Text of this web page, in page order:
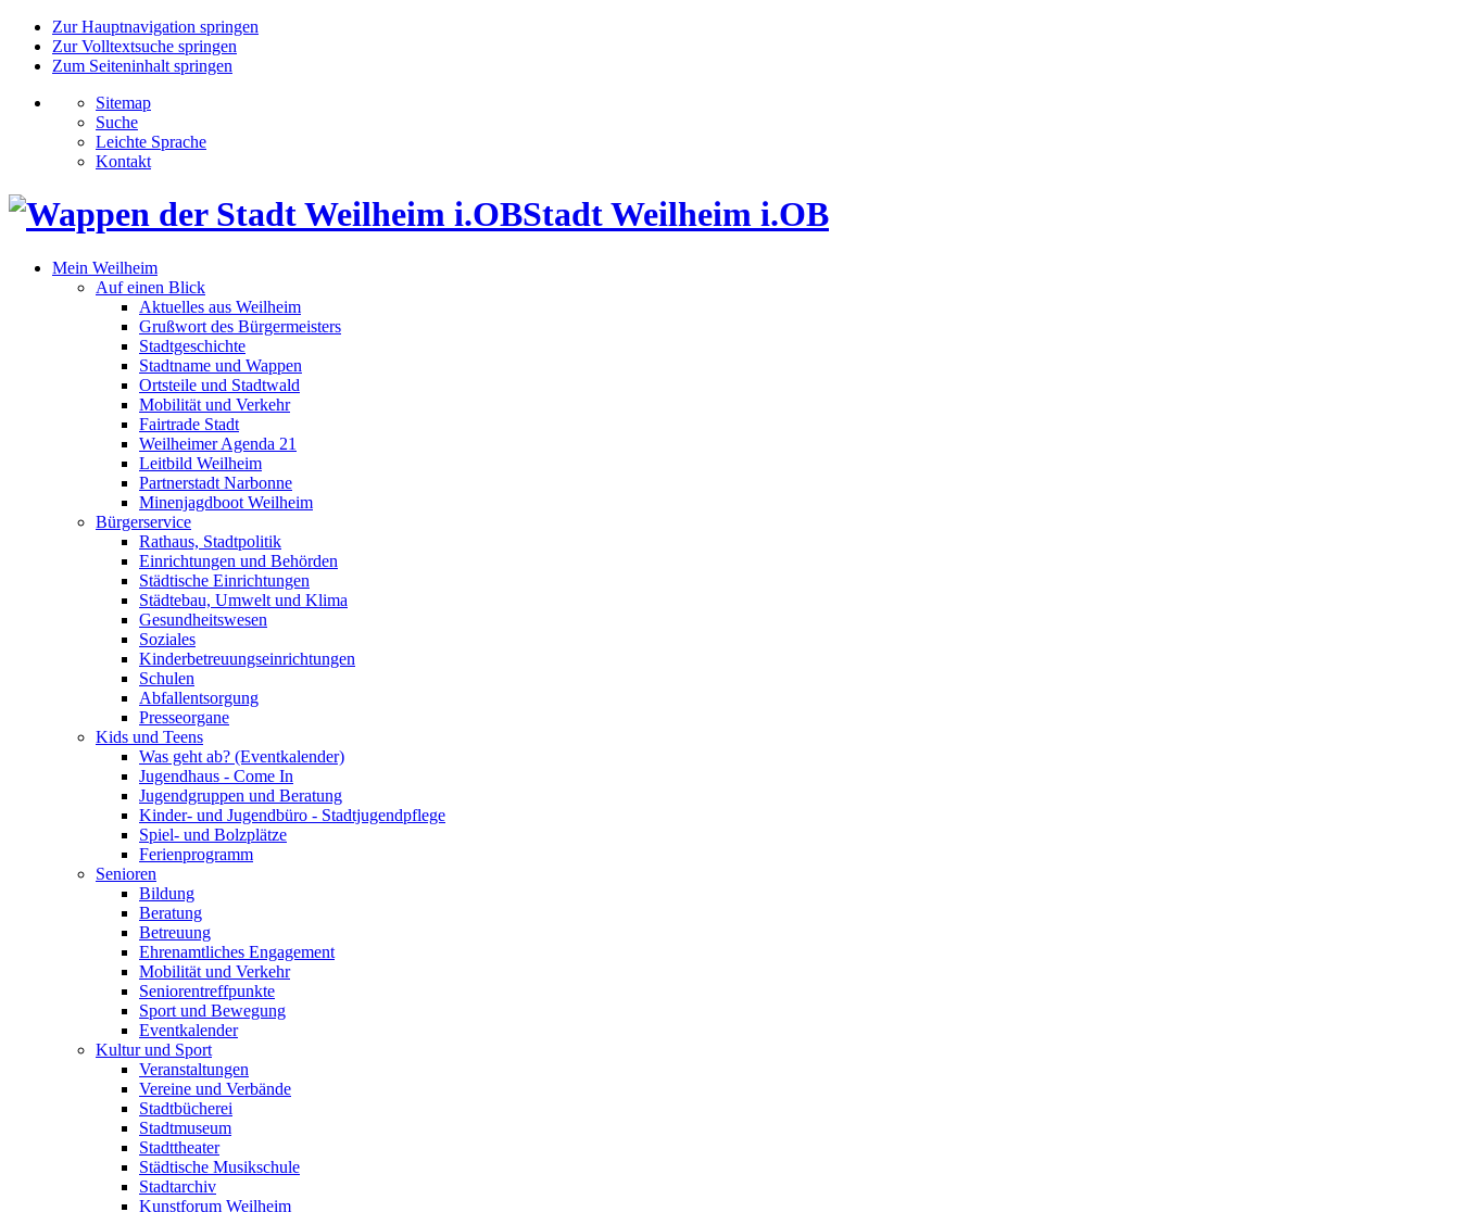
Zur Hauptnavigation springen
Zur Volltextsuche springen
Zum Seiteninhalt springen
Sitemap
Suche
Leichte Sprache
Kontakt
Stadt Weilheim i.OB
Mein Weilheim
Auf einen Blick
Aktuelles aus Weilheim
Grußwort des Bürgermeisters
Stadtgeschichte
Stadtname und Wappen
Ortsteile und Stadtwald
Mobilität und Verkehr
Fairtrade Stadt
Weilheimer Agenda 21
Leitbild Weilheim
Partnerstadt Narbonne
Minenjagdboot Weilheim
Bürgerservice
Rathaus, Stadtpolitik
Einrichtungen und Behörden
Städtische Einrichtungen
Städtebau, Umwelt und Klima
Gesundheitswesen
Soziales
Kinderbetreuungseinrichtungen
Schulen
Abfallentsorgung
Presseorgane
Kids und Teens
Was geht ab? (Eventkalender)
Jugendhaus - Come In
Jugendgruppen und Beratung
Kinder- und Jugendbüro - Stadtjugendpflege
Spiel- und Bolzplätze
Ferienprogramm
Senioren
Bildung
Beratung
Betreuung
Ehrenamtliches Engagement
Mobilität und Verkehr
Seniorentreffpunkte
Sport und Bewegung
Eventkalender
Kultur und Sport
Veranstaltungen
Vereine und Verbände
Stadtbücherei
Stadtmuseum
Stadttheater
Städtische Musikschule
Stadtarchiv
Kunstforum Weilheim